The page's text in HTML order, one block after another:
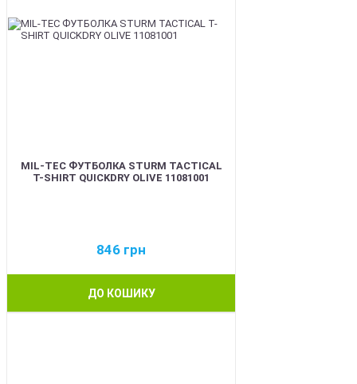
MIL-TEC ФУТБОЛКА STURM TACTICAL
T-SHIRT QUICKDRY OLIVE 11081001
846 грн
ДО КОШИКУ